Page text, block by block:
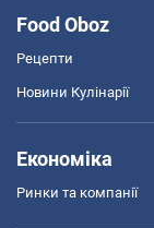
Food Oboz
Рецепти
Новини Кулінарії
Економіка
Ринки та компанії